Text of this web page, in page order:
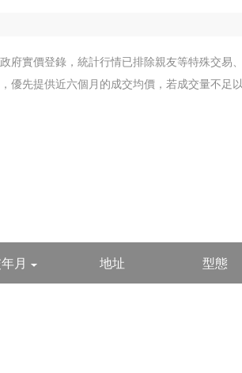
府實價登錄，統計行情已排除親友等特殊交易
優先提供近六個月的成交均價，若成交量不足
月 地址 型態